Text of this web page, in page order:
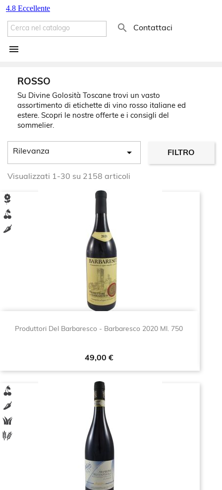
 Contattaci

ROSSO
Su Divine Golosità Toscane trovi un vasto
assortimento di etichette di vino rosso italiane ed
estere. Scopri le nostre offerte e i consigli del
sommelier.
Rilevanza  FILTRO
Visualizzati 1-30 su 2158 articoli
Produttori Del Barbaresco - Barbaresco 2020 Ml. 750
Prezzo
49,00 €